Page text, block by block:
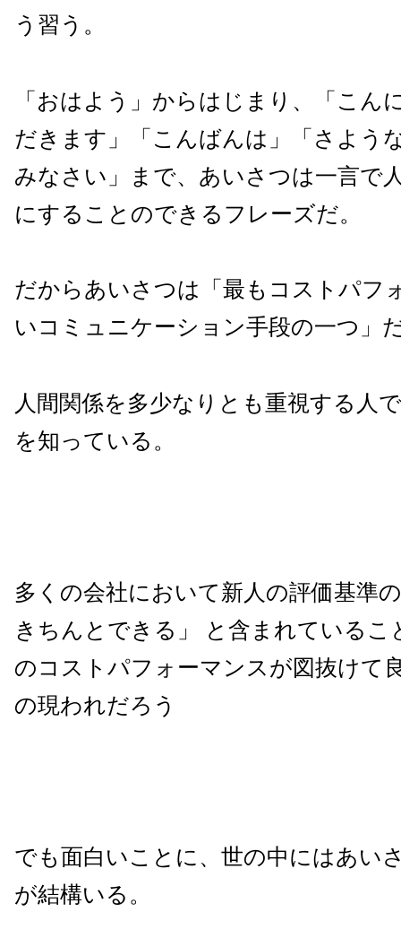
う習う。
「おはよう」からはじまり、「こん
だきます」「こんばんは」「さよう
みなさい」まで、あいさつは一言で
にすることのできるフレーズだ。
だからあいさつは「最もコストパフ
いコミュニケーション手段の一つ」
人間関係を多少なりとも重視する人
を知っている。
多くの会社において新人の評価基準
きちんとできる」 と含まれているこ
のコストパフォーマンスが図抜けて
の現われだろう
でも面白いことに、世の中にはあい
が結構いる。